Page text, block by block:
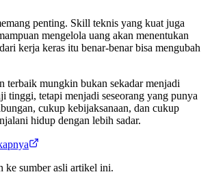
penting. Skill teknis yang kuat juga
mengelola uang akan menentukan
kerja keras itu benar-benar bisa mengubah
terbaik mungkin bukan sekadar menjadi
tinggi, tetapi menjadi seseorang yang punya
cukup kebijaksanaan, dan cukup
hidup dengan lebih sadar.
ke sumber asli artikel ini.